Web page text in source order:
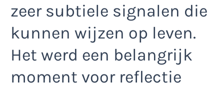
zeer subtiele signalen die
kunnen wijzen op leven.
Het werd een belangrijk
moment voor reflectie